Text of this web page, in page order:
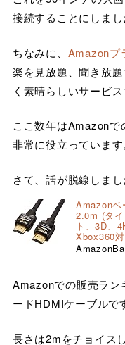
接続することにしまし
ちなみに、 Amazonプ
楽を見放題、聞き放
く素晴らしいサービス
ここ数年はAmazonで
非常に役立っています
さて、話が脱線しま
Amazonベ
2.0m (タ
ト、3D、
Xbox360
Amazonでの販売ラン
ードHDMIケーブルで
長さは2mをチョイス